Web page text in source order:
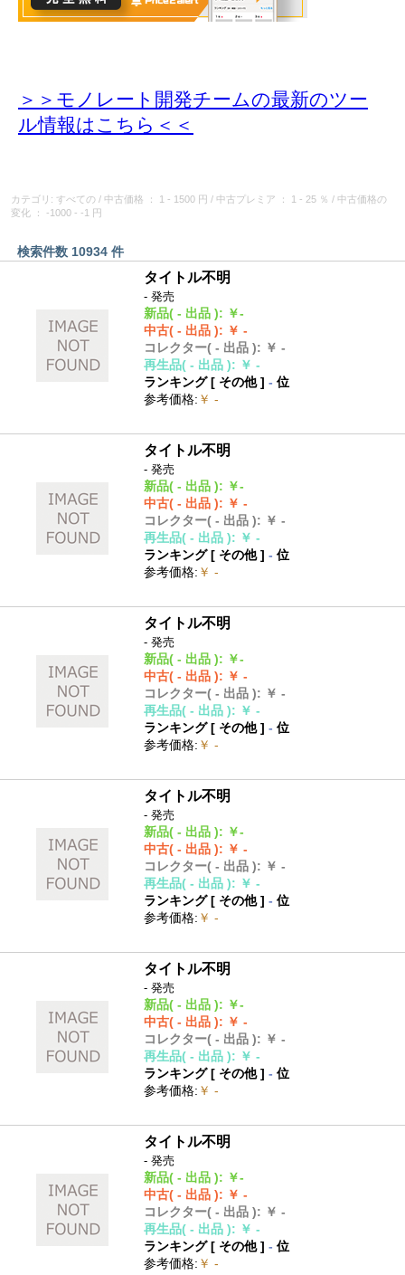
＞＞モノレート開発チームの最新のツー
ル情報はこちら＜＜
カテゴリ: すべての / 中古価格 ： 1 - 1500 円 / 中古プレミア ： 1 - 25 ％ / 中古価格の
変化
： -1000 - -1 円
検索件数 10934 件
タイトル不明
- 発売
新品( - 出品 ): ￥-
中古( - 出品 ): ￥ -
コレクター( - 出品 ): ￥ -
再生品( - 出品 ): ￥ -
ランキング [ その他]- 位
参考価格: ￥ -
タイトル不明
- 発売
新品( - 出品 ): ￥-
中古( - 出品 ): ￥ -
コレクター( - 出品 ): ￥ -
再生品( - 出品 ): ￥ -
ランキング [ その他]- 位
参考価格: ￥ -
タイトル不明
- 発売
新品( - 出品 ): ￥-
中古( - 出品 ): ￥ -
コレクター( - 出品 ): ￥ -
再生品( - 出品 ): ￥ -
ランキング [ その他]- 位
参考価格: ￥ -
タイトル不明
- 発売
新品( - 出品 ): ￥-
中古( - 出品 ): ￥ -
コレクター( - 出品 ): ￥ -
再生品( - 出品 ): ￥ -
ランキング [ その他]- 位
参考価格: ￥ -
タイトル不明
- 発売
新品( - 出品 ): ￥-
中古( - 出品 ): ￥ -
コレクター( - 出品 ): ￥ -
再生品( - 出品 ): ￥ -
ランキング [ その他]- 位
参考価格: ￥ -
タイトル不明
- 発売
新品( - 出品 ): ￥-
中古( - 出品 ): ￥ -
コレクター( - 出品 ): ￥ -
再生品( - 出品 ): ￥ -
ランキング [ その他]- 位
参考価格: ￥ -